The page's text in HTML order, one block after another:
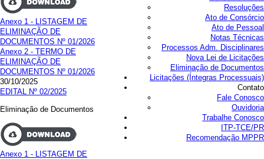
Resoluções
Ato de Consórcio
Ato de Pessoal
Notas Técnicas
Processos Adm. Disciplinares
Nova Lei de Licitações
Eliminação de Documentos
Licitações (Íntegras Processuais)
Contato
Fale Conosco
Ouvidoria
Trabalhe Conosco
ITP-TCE/PR
Recomendação MPPR
Anexo 1 - LISTAGEM DE
ELIMINAÇÃO DE
DOCUMENTOS Nº 01/2026
Anexo 2 - TERMO DE
ELIMINAÇÃO DE
DOCUMENTOS Nº 01/2026
30/10/2025
EDITAL Nº 02/2025
Eliminação de Documentos
Anexo 1 - LISTAGEM DE